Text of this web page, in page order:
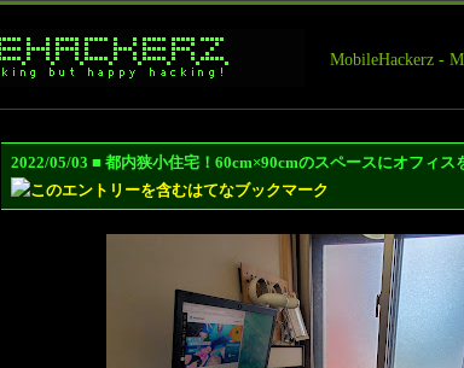
MobileHackerz -
2022/05/03 ■ 都内狭小住宅！60cm×90cmのスペースにオフィ